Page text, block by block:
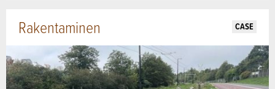
Rakentaminen CASE